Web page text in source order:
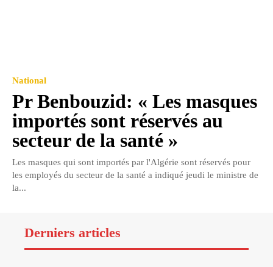
National
Pr Benbouzid: « Les masques
importés sont réservés au
secteur de la santé »
Les masques qui sont importés par l'Algérie sont réservés pour
les employés du secteur de la santé a indiqué jeudi le ministre de
la...
Derniers articles